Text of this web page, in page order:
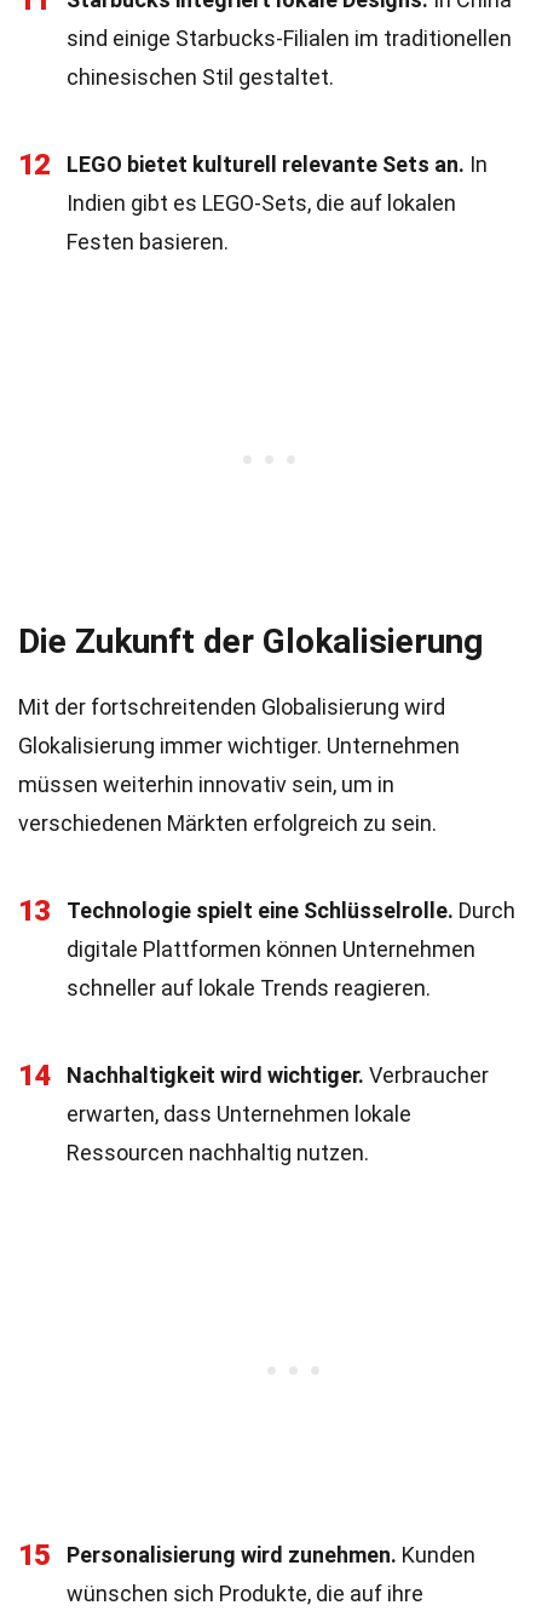
sind einige Starbucks-Filialen im traditionellen
chinesischen Stil gestaltet.
12 LEGO bietet kulturell relevante Sets an. In
Indien gibt es LEGO-Sets, die auf lokalen
Festen basieren.
Die Zukunft der Glokalisierung
Mit der fortschreitenden Globalisierung wird
Glokalisierung immer wichtiger. Unternehmen
müssen weiterhin innovativ sein, um in
verschiedenen Märkten erfolgreich zu sein.
13 Technologie spielt eine Schlüsselrolle. Durch
digitale Plattformen können Unternehmen
schneller auf lokale Trends reagieren.
14 Nachhaltigkeit wird wichtiger. Verbraucher
erwarten, dass Unternehmen lokale
Ressourcen nachhaltig nutzen.
15 Personalisierung wird zunehmen. Kunden
wünschen sich Produkte, die auf ihre